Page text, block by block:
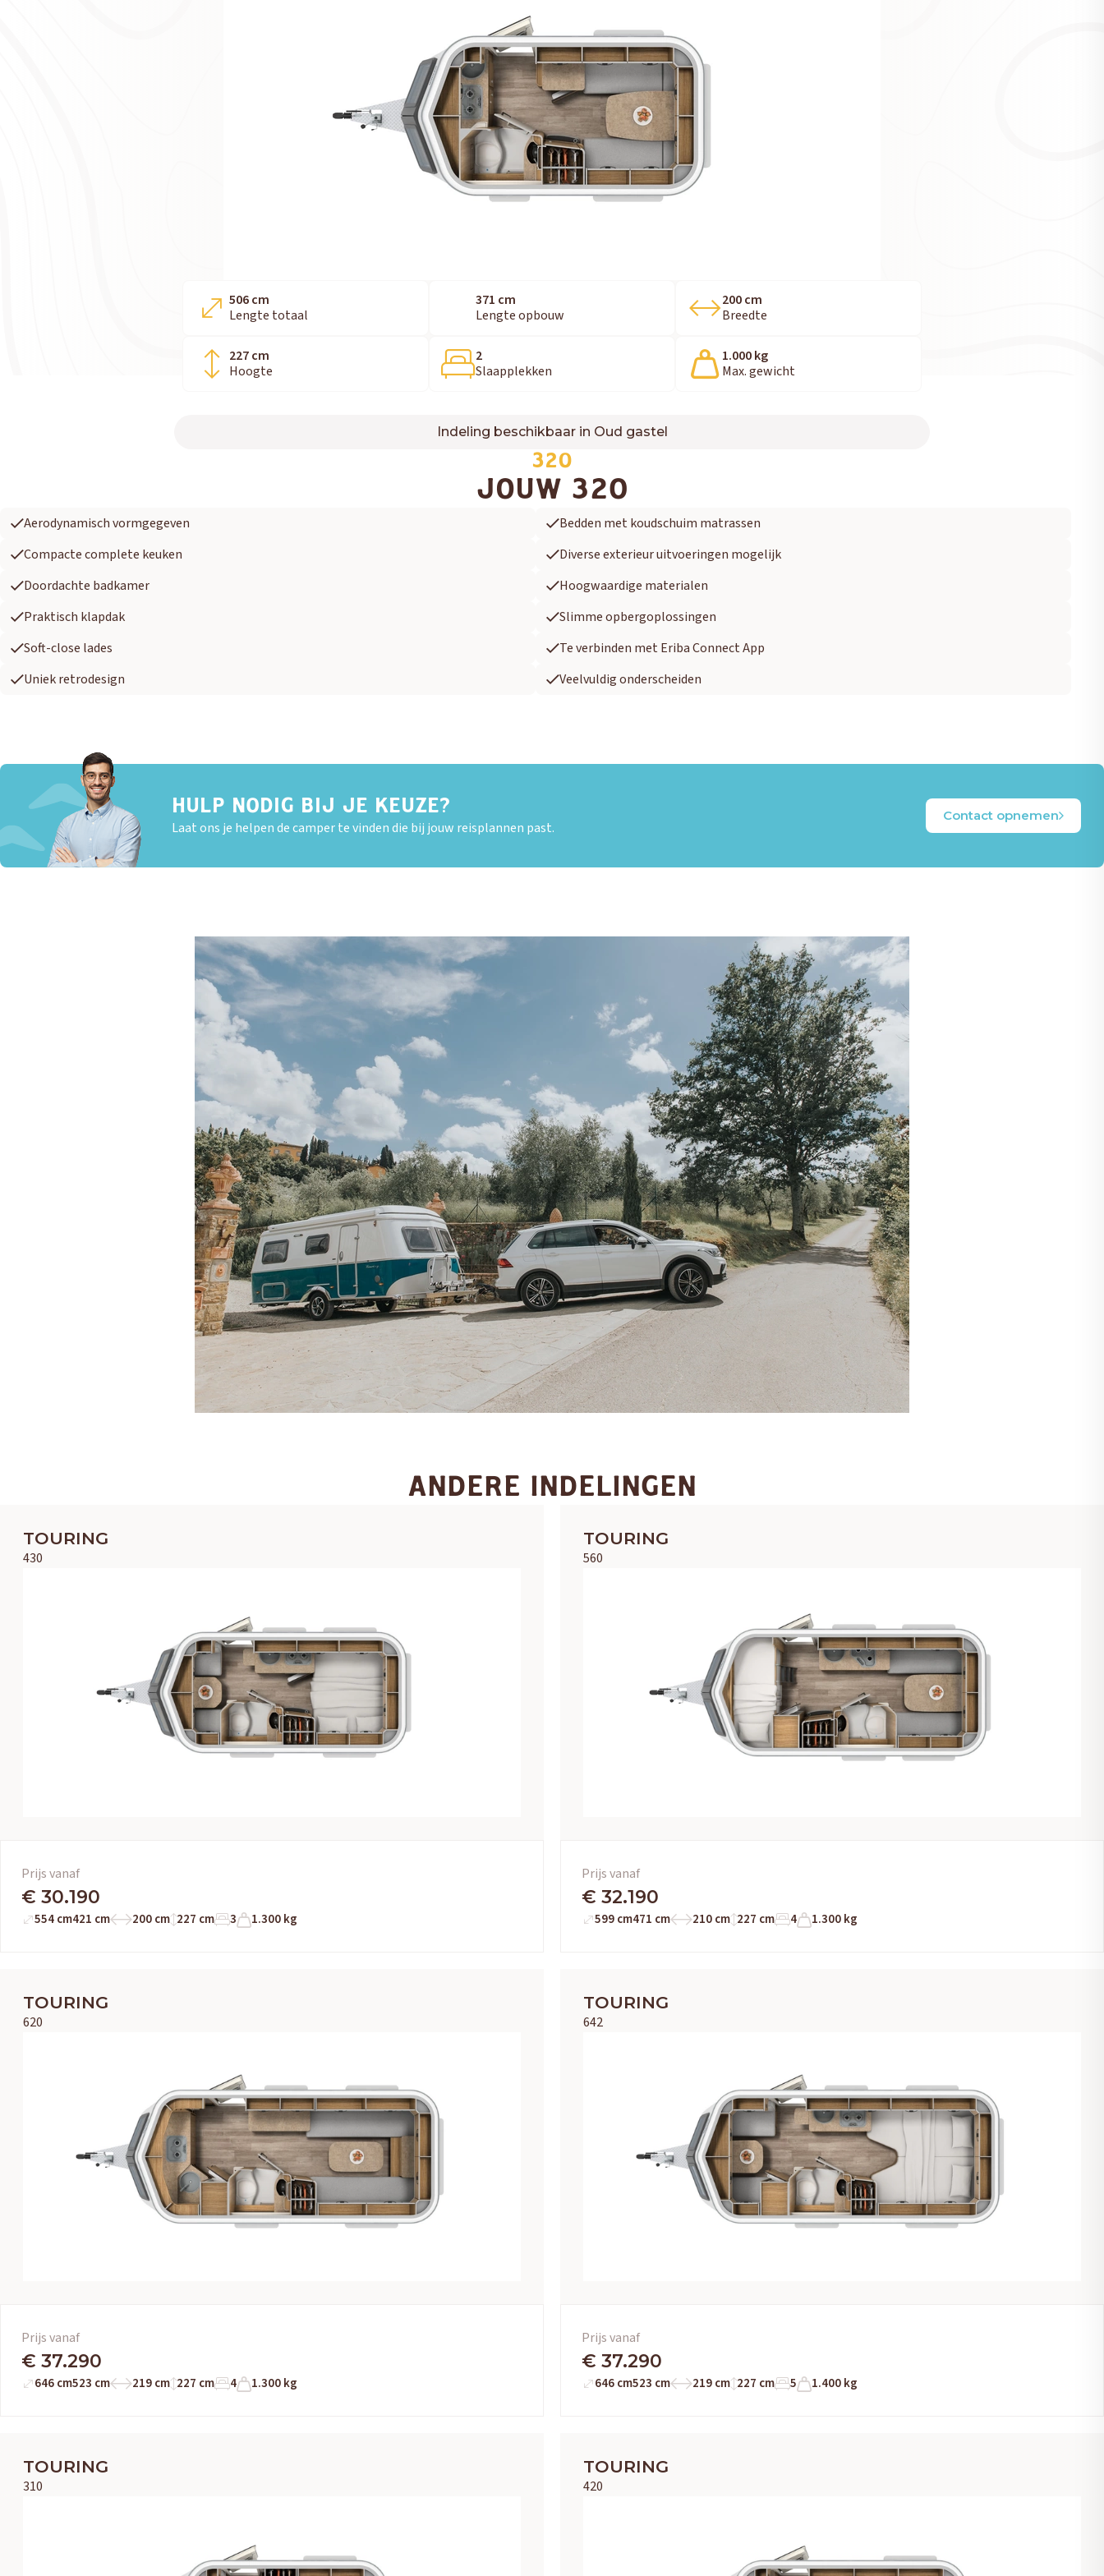
506 cm
Lengte totaal
371 cm
Lengte opbouw
200 cm
Breedte
227 cm
Hoogte
2
Slaapplekken
1.000 kg
Max. gewicht
Indeling beschikbaar in Oud gastel
320
JOUW 320
Aerodynamisch vormgegeven
Bedden met koudschuim matrassen
Compacte complete keuken
Diverse exterieur uitvoeringen mogelijk
Doordachte badkamer
Hoogwaardige materialen
Praktisch klapdak
Slimme opbergoplossingen
Soft-close lades
Te verbinden met Eriba Connect App
Uniek retrodesign
Veelvuldig onderscheiden
HULP NODIG BIJ JE KEUZE?
Laat ons je helpen de camper te vinden die bij jouw reisplannen past.
Contact opnemen
ANDERE INDELINGEN
TOURING
430
Prijs vanaf
€ 30.190
554 cm421 cm 200 cm 227 cm 3 1.300 kg
TOURING
560
Prijs vanaf
€ 32.190
599 cm471 cm 210 cm 227 cm 4 1.300 kg
TOURING
620
Prijs vanaf
€ 37.290
646 cm523 cm 219 cm 227 cm 4 1.300 kg
TOURING
642
Prijs vanaf
€ 37.290
646 cm523 cm 219 cm 227 cm 5 1.400 kg
TOURING
310
TOURING
420
Adria EribaHymerKnaus
Easy Caravanning